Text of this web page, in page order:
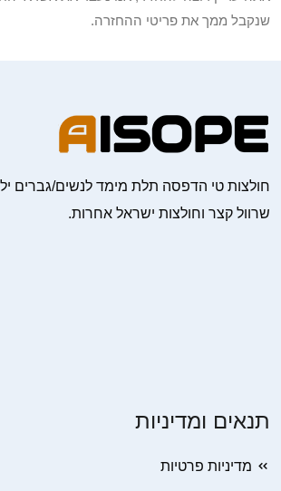
שנקבל ממך את פריטי ההחזרה.
חולצות טי הדפסה תלת מימד לנשים/גברים
שרוול קצר וחולצות ישראל אחרות.
תנאים ומדיניות
מדיניות פרטיות